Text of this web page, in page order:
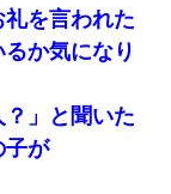
を言われた
か気になり
」と聞いた
子が